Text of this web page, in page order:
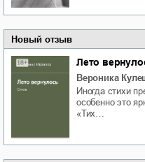
Новый отзыв
Лето
Вероника
Иногда стихи
особенно это
«Тих…